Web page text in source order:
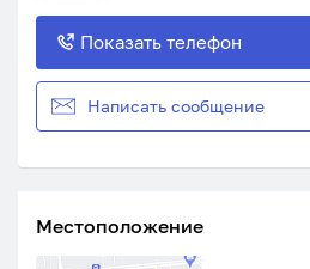
Показать телефон
Написать сообщение
Местоположение